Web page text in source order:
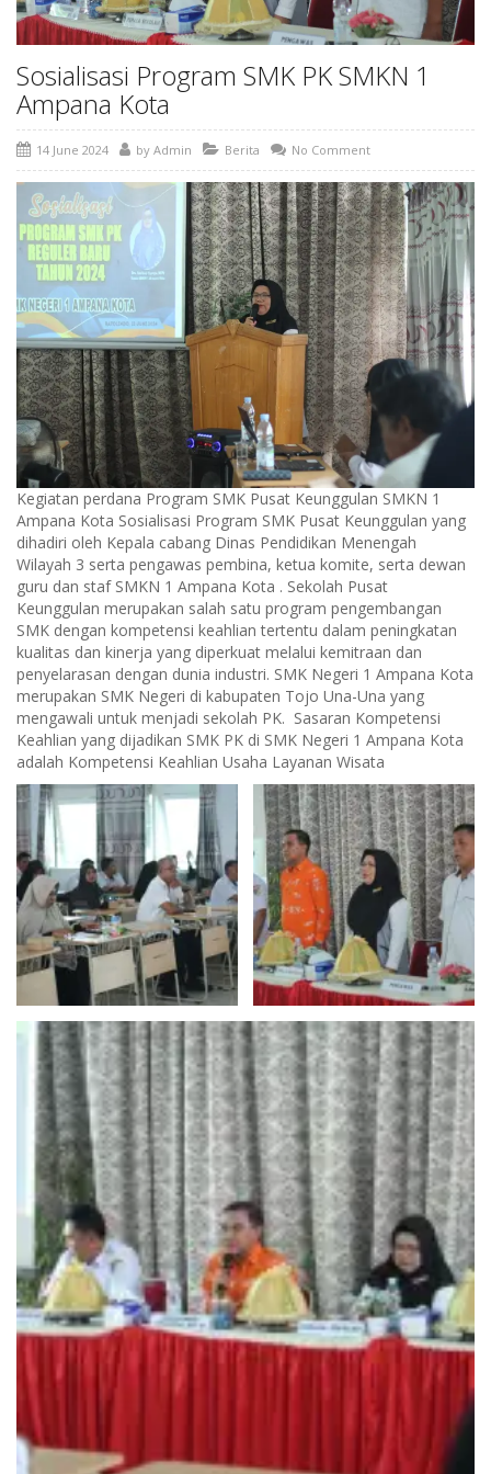
Sosialisasi Program SMK PK SMKN 1
Ampana Kota
14 June 2024 by Admin Berita No Comment
Kegiatan perdana Program SMK Pusat Keunggulan SMKN 1
Ampana Kota Sosialisasi Program SMK Pusat Keunggulan yang
dihadiri oleh Kepala cabang Dinas Pendidikan Menengah
Wilayah 3 serta pengawas pembina, ketua komite, serta dewan
guru dan staf SMKN 1 Ampana Kota . Sekolah Pusat
Keunggulan merupakan salah satu program pengembangan
SMK dengan kompetensi keahlian tertentu dalam peningkatan
kualitas dan kinerja yang diperkuat melalui kemitraan dan
penyelarasan dengan dunia industri. SMK Negeri 1 Ampana Kota
merupakan SMK Negeri di kabupaten Tojo Una-Una yang
mengawali untuk menjadi sekolah PK. Sasaran Kompetensi
Keahlian yang dijadikan SMK PK di SMK Negeri 1 Ampana Kota
adalah Kompetensi Keahlian Usaha Layanan Wisata